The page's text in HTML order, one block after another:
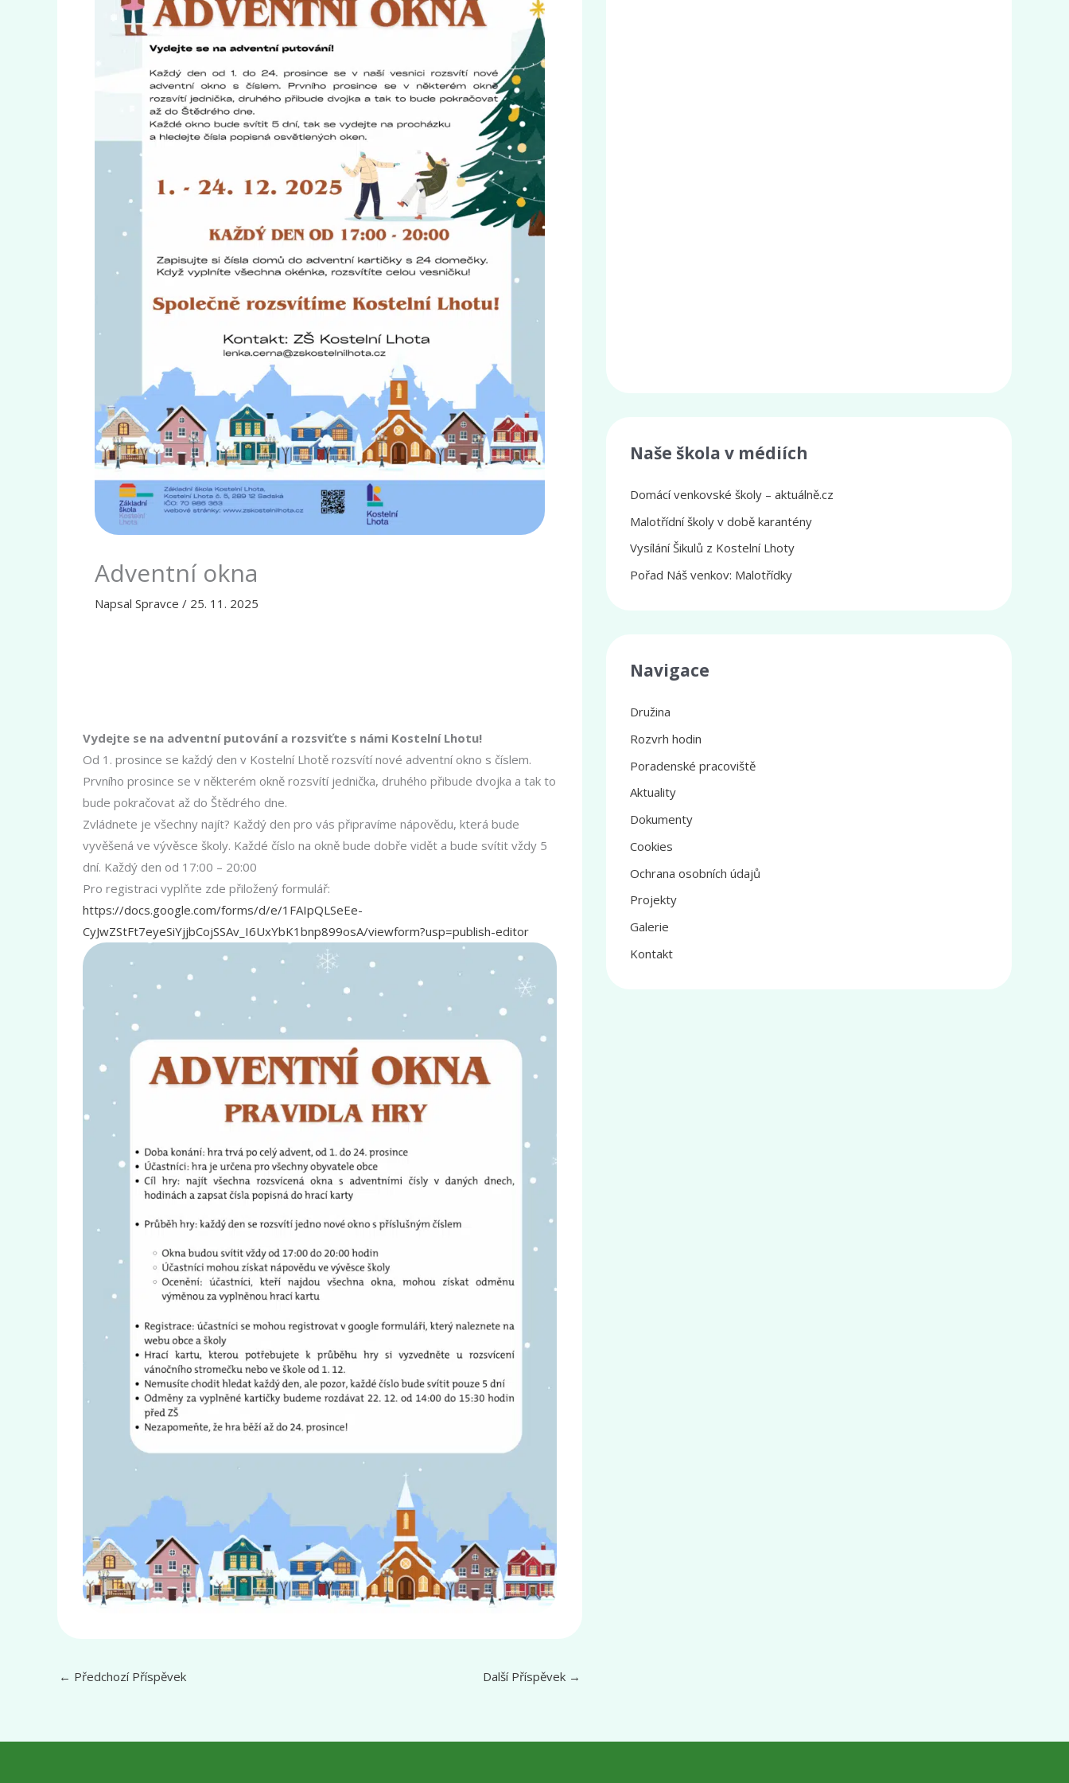
Adventní okna
Napsal Spravce / 25. 11. 2025
Vydejte se na adventní putování a rozsviťte s námi Kostelní Lhotu!
Od 1. prosince se každý den v Kostelní Lhotě rozsvítí nové adventní okno s číslem.
Prvního prosince se v některém okně rozsvítí jednička, druhého přibude dvojka a tak to
bude pokračovat až do Štědrého dne.
Zvládnete je všechny najít? Každý den pro vás připravíme nápovědu, která bude
vyvěšená ve vývěsce školy. Každé číslo na okně bude dobře vidět a bude svítit vždy 5
dní. Každý den od 17:00 – 20:00
Pro registraci vyplňte zde přiložený formulář:
https://docs.google.com/forms/d/e/1FAIpQLSeEe-
CyJwZStFt7eyeSiYjjbCojSSAv_I6UxYbK1bnp899osA/viewform?usp=publish-editor
← Předchozí Příspěvek Další Příspěvek →
Naše škola v médiích
Domácí venkovské školy – aktuálně.cz
Malotřídní školy v době karantény
Vysílání Šikulů z Kostelní Lhoty
Pořad Náš venkov: Malotřídky
Navigace
Družina
Rozvrh hodin
Poradenské pracoviště
Aktuality
Dokumenty
Cookies
Ochrana osobních údajů
Projekty
Galerie
Kontakt